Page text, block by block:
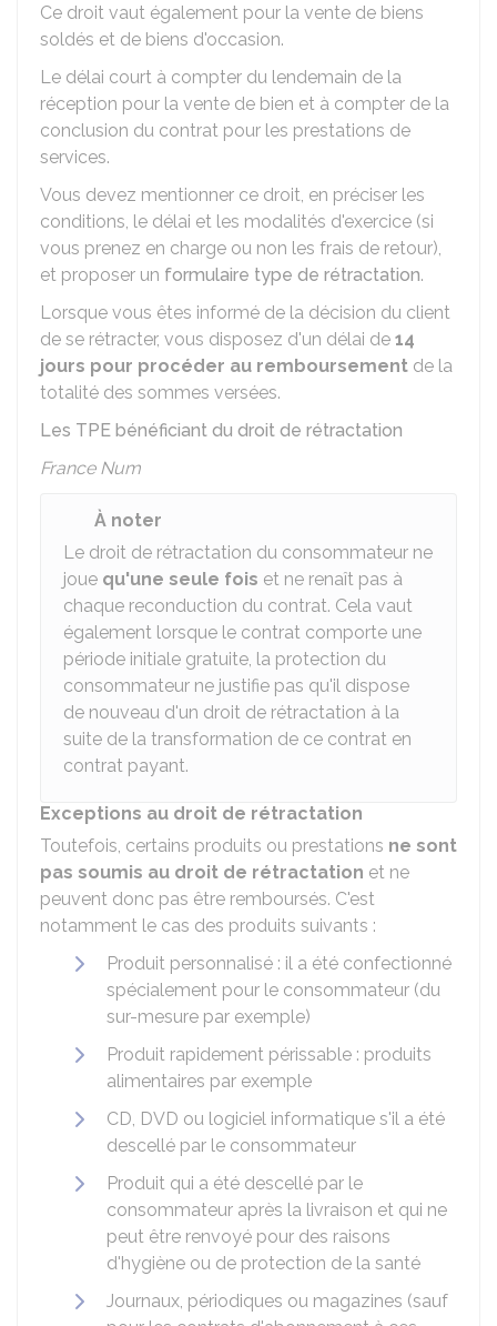
Ce droit vaut également pour la vente de biens
soldés et de biens d'occasion.
Le délai court à compter du lendemain de la
réception pour la vente de bien et à compter de la
conclusion du contrat pour les prestations de
services.
Vous devez mentionner ce droit, en préciser les
conditions, le délai et les modalités d'exercice (si
vous prenez en charge ou non les frais de retour),
et proposer un formulaire type de rétractation.
Lorsque vous êtes informé de la décision du client
de se rétracter, vous disposez d'un délai de 14
jours pour procéder au remboursement de la
totalité des sommes versées.
Les TPE bénéficiant du droit de rétractation
France Num
À noter
Le droit de rétractation du consommateur ne
joue qu'une seule fois et ne renaît pas à
chaque reconduction du contrat. Cela vaut
également lorsque le contrat comporte une
période initiale gratuite, la protection du
consommateur ne justifie pas qu'il dispose
de nouveau d'un droit de rétractation à la
suite de la transformation de ce contrat en
contrat payant.
Exceptions au droit de rétractation
Toutefois, certains produits ou prestations ne sont
pas soumis au droit de rétractation et ne
peuvent donc pas être remboursés. C'est
notamment le cas des produits suivants :
Produit personnalisé : il a été confectionné
spécialement pour le consommateur (du
sur-mesure par exemple)
Produit rapidement périssable : produits
alimentaires par exemple
CD, DVD ou logiciel informatique s'il a été
descellé par le consommateur
Produit qui a été descellé par le
consommateur après la livraison et qui ne
peut être renvoyé pour des raisons
d'hygiène ou de protection de la santé
Journaux, périodiques ou magazines (sauf